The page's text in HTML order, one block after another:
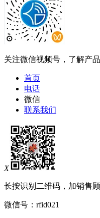
关注微信视频号，了解产
首页
电话
微信
联系我们
X
长按识别二维码，加销售
微信号： rfid021